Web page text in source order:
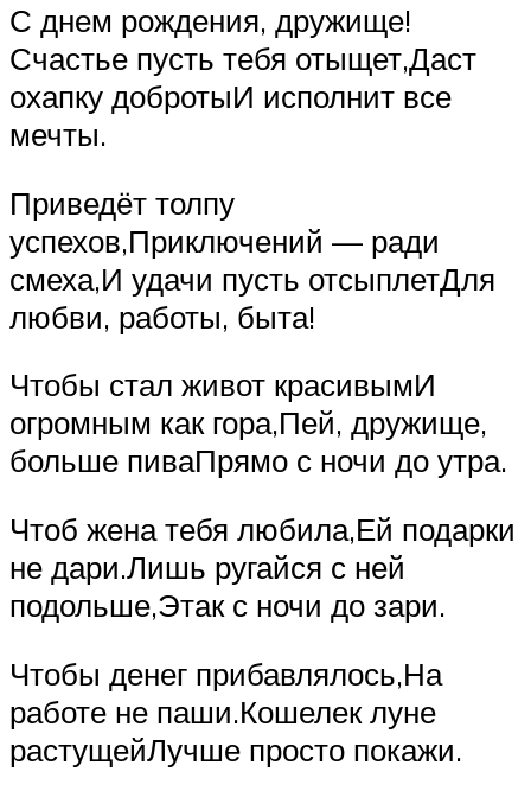
С днем рождения, дружище!
Счастье пусть тебя отыщет,Даст
охапку добротыИ исполнит все
мечты.
Приведёт толпу
успехов,Приключений — ради
смеха,И удачи пусть отсыплетДля
любви, работы, быта!
Чтобы стал живот красивымИ
огромным как гора,Пей, дружище,
больше пиваПрямо с ночи до утра.
Чтоб жена тебя любила,Ей подарки
не дари.Лишь ругайся с ней
подольше,Этак с ночи до зари.
Чтобы денег прибавлялось,На
работе не паши.Кошелек луне
растущейЛучше просто покажи.